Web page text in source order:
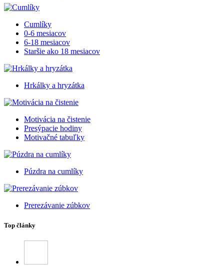
Cumlíky
0-6 mesiacov
6-18 mesiacov
Staršie ako 18 mesiacov
Hrkálky a hryzátka
Motivácia na čistenie
Presýpacie hodiny
Motivačné tabuľky
Púzdra na cumlíky
Prerezávanie zúbkov
Top články